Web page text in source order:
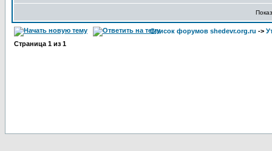
Список форумов shedevr.org.ru ->
Страница 1 из 1